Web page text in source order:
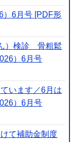
）6月号 [PDF形
）検診 骨粗鬆
）6月号
います／6月は
）6月号
て補助金制度